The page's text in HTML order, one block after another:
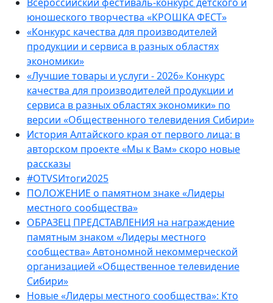
юношеского творчества «КРОШКА ФЕСТ»
«Конкурс качества для производителей
продукции и сервиса в разных областях
экономики»
«Лучшие товары и услуги - 2026» Конкурс
качества для производителей продукции и
сервиса в разных областях экономики» по
версии «Общественного телевидения Сибири»
История Алтайского края от первого лица: в
авторском проекте «Мы к Вам» скоро новые
рассказы
#OTVSИтоги2025
ПОЛОЖЕНИЕ о памятном знаке «Лидеры
местного сообщества»
ОБРАЗЕЦ ПРЕДСТАВЛЕНИЯ на награждение
памятным знаком «Лидеры местного
сообщества» Автономной некоммерческой
организацией «Общественное телевидение
Сибири»
Новые «Лидеры местного сообщества»: Кто